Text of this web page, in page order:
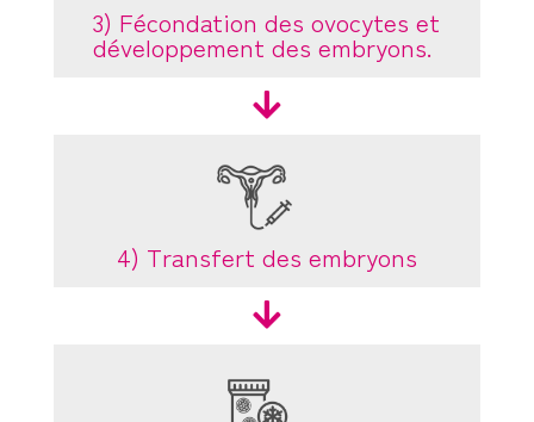
3) Fécondation des ovocytes et
développement des embryons.

4) Transfert des embryons
